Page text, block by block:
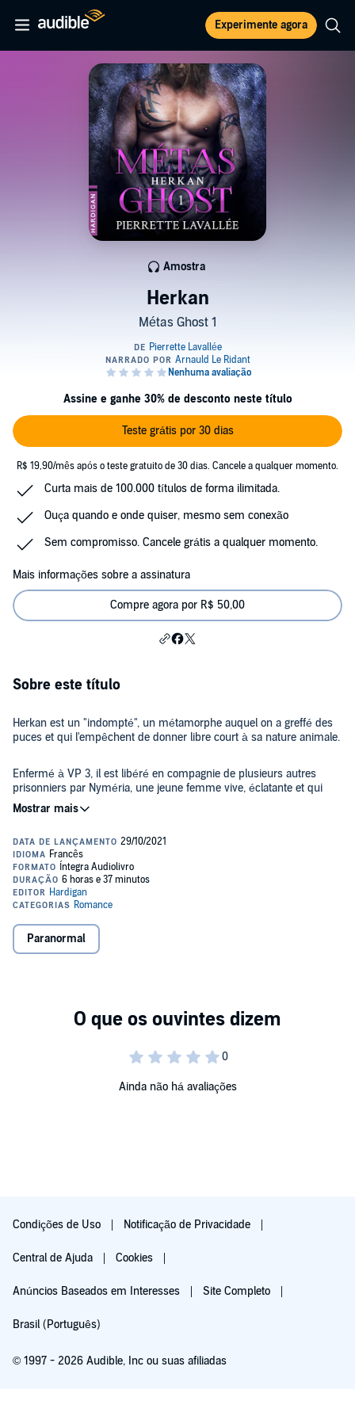
Experimente agora
Herkan
Métas Ghost 1
Amostra
Assine e ganhe 30% de desconto neste título
Teste grátis por 30 dias
R$ 19,90/mês após o teste gratuito de 30 dias. Cancele a qualquer momento.
Curta mais de 100.000 títulos de forma ilimitada.
Ouça quando e onde quiser, mesmo sem conexão
Sem compromisso. Cancele grátis a qualquer momento.
Mais informações sobre a assinatura
Compre agora por R$ 50,00
Sobre este título
Herkan est un "indompté", un métamorphe auquel on a greffé des
puces et qui l'empêchent de donner libre court à sa nature animale.
Enfermé à VP 3, il est libéré en compagnie de plusieurs autres
prisonniers par Nyméria, une jeune femme vive, éclatante et qui
semble nullement apprécier ceux de sa condition.
Herkan et les siens vont faire la connaissance avec les Métas Ghost ;
mais pour devenir un "fantôme", le jeune homme va devoir
surmonter bien des obstacles.
©2020 Sharon Kena Éditions (P)2021 Hardigan
Paranormal
Ainda não há avaliações
Condições de Uso Notificação de Privacidade
Central de Ajuda Cookies
Anúncios Baseados em Interesses Site Completo
Brasil (Português)
© 1997 - 2026 Audible, Inc ou suas afiliadas